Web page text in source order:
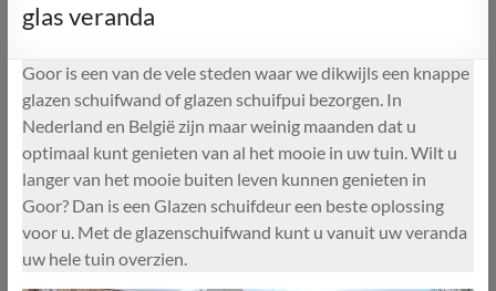
glas veranda
Goor is een van de vele steden waar we dikwijls een knappe
glazen schuifwand of glazen schuifpui bezorgen. In
Nederland en België zijn maar weinig maanden dat u
optimaal kunt genieten van al het mooie in uw tuin. Wilt u
langer van het mooie buiten leven kunnen genieten in
Goor? Dan is een Glazen schuifdeur een beste oplossing
voor u. Met de glazenschuifwand kunt u vanuit uw veranda
uw hele tuin overzien.